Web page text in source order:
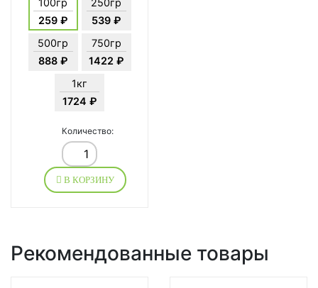
259 ₽
539 ₽
500гр
888 ₽
750гр
1422 ₽
1кг
1724 ₽
Количество:
В КОРЗИНУ
Рекомендованные товары